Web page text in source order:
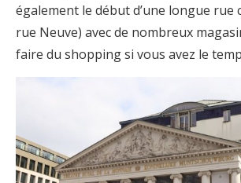
également le début d’une longue rue
rue Neuve) avec de nombreux
faire du shopping si vous avez le